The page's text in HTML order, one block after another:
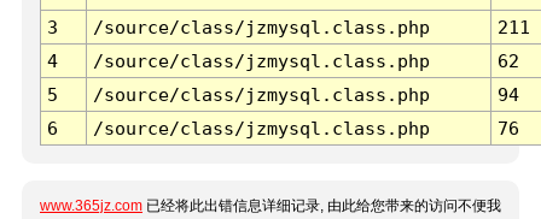
3 /source/class/jzmysql.class.php
211
4
/source/class/jzmysql.class.php
62
5
/source/class/jzmysql.class.php
94
6
/source/class/jzmysql.class.php 76
www.365jz.com 已经将此出错信息详细记录, 由此给您带来的访问不便我